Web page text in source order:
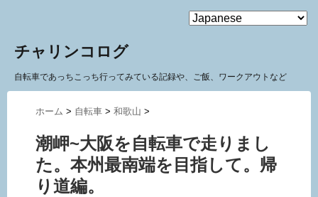
MENU
チャリンコログ
自転車であっちこっち行ってみている記録や、ご飯、ワークアウトなど
ホーム > 自転車 > 和歌山 >
潮岬~大阪を自転車で走りまし
た。本州最南端を目指して。帰
り道編。